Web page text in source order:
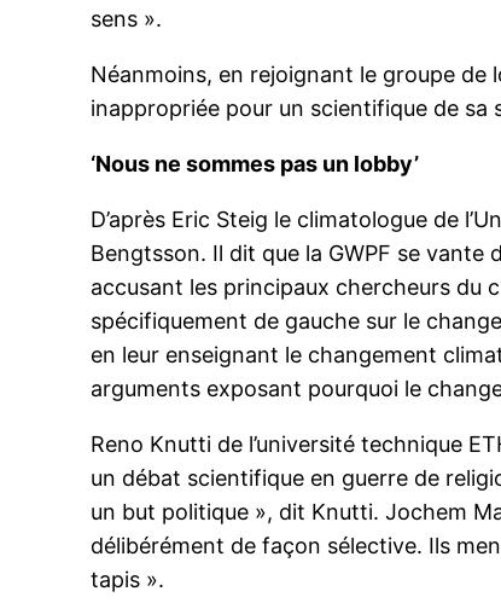
sens ».
Néanmoins, en rejoignant le groupe de
inappropriée pour un scientifique de sa
‘Nous ne sommes pas un lobby’
D’après Eric Steig le climatologue de
Bengtsson. Il dit que la GWPF se vante
accusant les principaux chercheurs du
spécifiquement de gauche sur le
en leur enseignant le changement
arguments exposant pourquoi le
Reno Knutti de l’université technique
un débat scientifique en guerre de
un but politique », dit Knutti. Jochem
délibérément de façon sélective. Ils
tapis ».